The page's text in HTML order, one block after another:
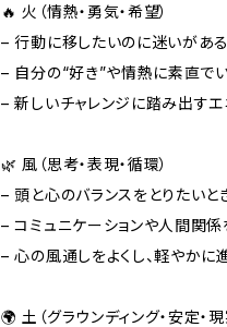
🔥 火（情熱・勇気・希望）
– 行動に移したいのに迷いがある
– 自分の“好き”や情熱に素直でい
– 新しいチャレンジに踏み出すエ
🌿 風（思考・表現・循環）
– 頭と心のバランスをとりたいと
– コミュニケーションや人間関係
– 心の風通しをよくし、軽やかに
🌍 土（グラウンディング・安定・現